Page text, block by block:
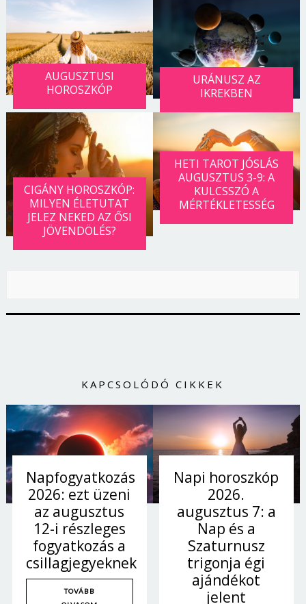
AUGUSZTUSI
HOROSZKÓP
URÁNUSZ AZ
IKREKBEN
CIGÁNY HOROSZKÓP:
MILYEN ÉLETUTAT
JELEZ NEKED AZ ŐSI
JÖVENDÖLÉS?
HETI TAROT JÓSLÁS
AUGUSZTUS 3-9: A
KULCSSZÓ A
MÉRTÉKLETESSÉG
KAPCSOLÓDÓ CIKKEK
Napfogyatkozás
2026: ezt üzeni
az augusztus
12-i részleges
fogyatkozás a
csillagjegyeknek
TOVÁBB
Napi horoszkóp
2026.
augusztus 7: a
Nap és a
Szaturnusz
trigonja égi
ajándékot
jelent